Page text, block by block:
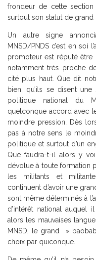
frondeur de cette
surtout son statut de grand
Un autre signe
MNSD/PNDS c’est en soi
promoteur est réputé être
notamment très proche
cité plus haut. Que dit
bien, qu’ils se disent
politique national du
quelconque accord avec
moindre pression. Dès
pas à notre sens le
politique et surtout d’un
Que faudra-t-il alors y
dévolue à toute formation
les militants et
continuent d’avoir une
sont même déterminés à
d’intérêt national auquel
alors les mauvaises
MNSD, le grand »
choix par quiconque.